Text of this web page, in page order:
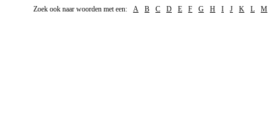
Zoek ook naar woorden met een: A B C D E F G H I J K L M